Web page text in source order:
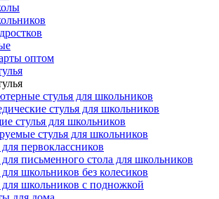
оптом
стулья для школьников
стулья для школьников
стулья для школьников
стулья для школьников
первоклассников
письменного стола для школьников
школьников без колесиков
для школьников с подножкой